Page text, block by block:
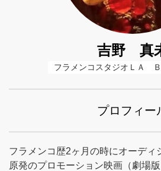
吉野 真
フラメンコスタジオＬＡ　
プロフィー
フラメンコ歴2ヶ月の時にオーディ
原発のプロモーション映画（劇場